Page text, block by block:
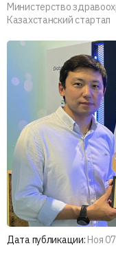
Министерство
Казахстанский стартап
Дата публикации: Ноя